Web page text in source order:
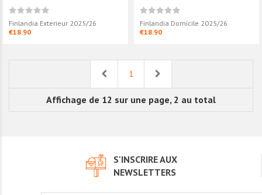
Finlandia Exterieur 2025/26
€18.90
Finlandia Domicile 2025/26
€18.90
Previous1
Affichage de 12 sur une page, 2 au total
S'INSCRIRE AUX
NEWSLETTERS